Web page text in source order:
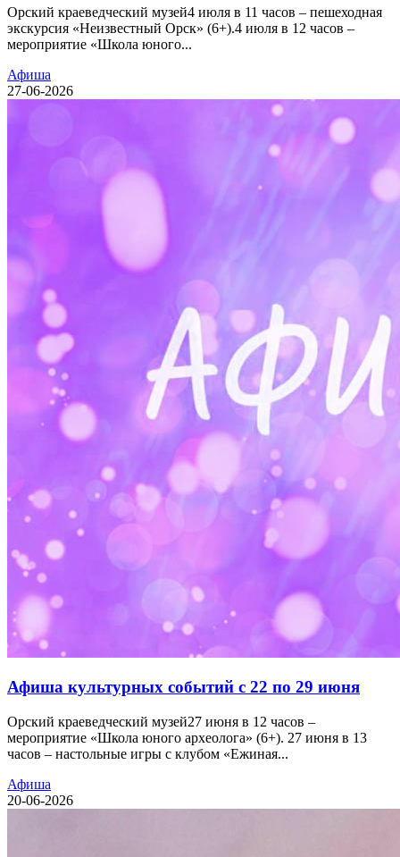
Орский краеведческий музей4 июля в 11 часов – пешеходная
экскурсия «Неизвестный Орск» (6+).4 июля в 12 часов –
мероприятие «Школа юного...
Афиша
27-06-2026
Афиша культурных событий с 22 по 29 июня
Орский краеведческий музей27 июня в 12 часов –
мероприятие «Школа юного археолога» (6+). 27 июня в 13
часов – настольные игры с клубом «Ежиная...
Афиша
20-06-2026